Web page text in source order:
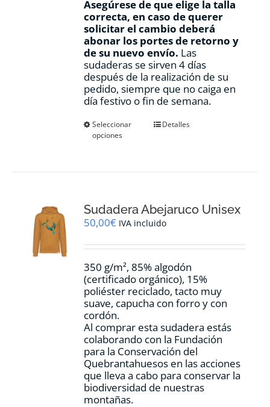
Asegúrese de que elige la talla
correcta, en caso de querer
solicitar el cambio deberá
abonar los portes de retorno y
de su nuevo envío. Las
sudaderas se sirven 4 días
después de la realización de su
pedido, siempre que no caiga en
día festivo o fin de semana.
Seleccionar
opciones
Este
se
pueden
en
página
de
producto
Detalles
Sudadera Abejaruco Unisex
50,00€ IVA incluido
350 g/m², 85% algodón
(certificado orgánico), 15%
poliéster reciclado, tacto muy
suave, capucha con forro y con
cordón.
Al comprar esta sudadera estás
colaborando con la Fundación
para la Conservación del
Quebrantahuesos en las acciones
que lleva a cabo para conservar la
biodiversidad de nuestras
montañas.